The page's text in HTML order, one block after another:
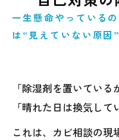
一生懸命やっている
は“見えていない原因
「除湿剤を置いている
「晴れた日は換気して
これは、カビ相談の現